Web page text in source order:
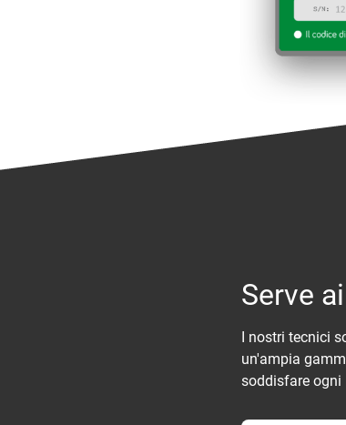
Serve
I nostri tecnici
un'ampia
soddisfare ogni